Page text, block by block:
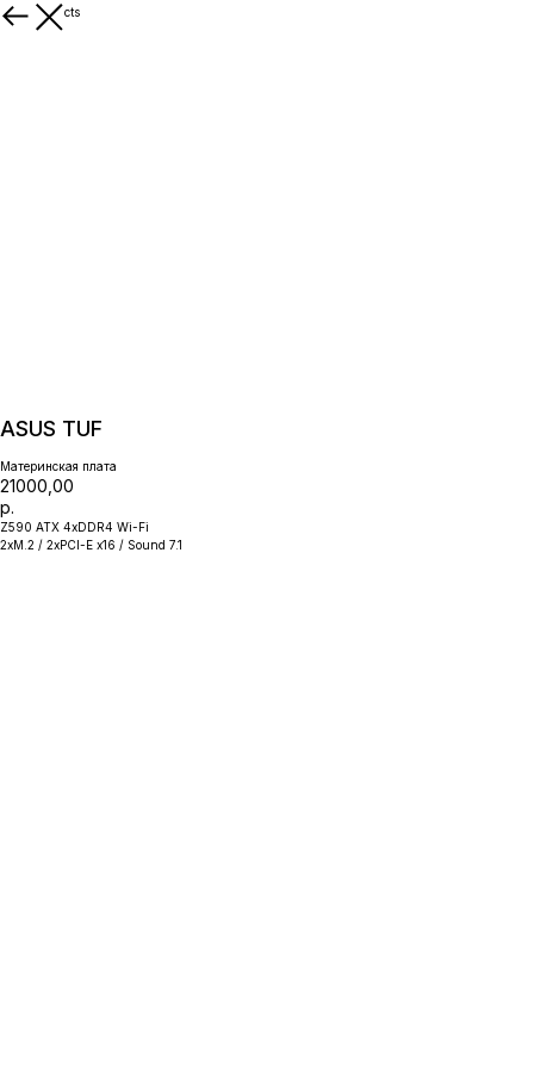
More products
ASUS TUF
Материнская плата
21000,00
р.
Z590 ATX 4xDDR4 Wi-Fi
2xM.2 / 2xPCI-E x16 / Sound 7.1